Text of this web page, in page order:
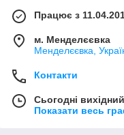
Працює з
м. Менделєєвка
Менделєєвка,
Контакти
Сьогодні вихідний
Показати весь